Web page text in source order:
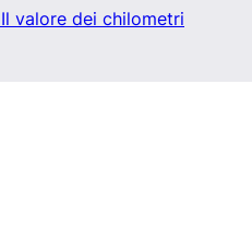
valore dei chilometri